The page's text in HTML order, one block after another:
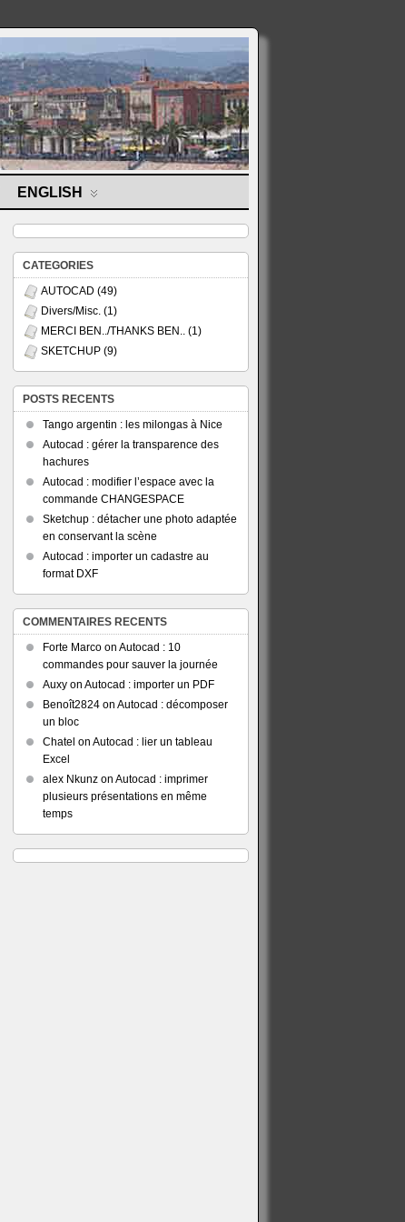
ENGLISH
CATEGORIES
AUTOCAD (49)
Divers/Misc. (1)
MERCI BEN../THANKS BEN.. (1)
SKETCHUP (9)
POSTS RECENTS
Tango argentin : les milongas à Nice
Autocad : gérer la transparence des
hachures
Autocad : modifier l’espace avec la
commande CHANGESPACE
Sketchup : détacher une photo adaptée
en conservant la scène
Autocad : importer un cadastre au
format DXF
COMMENTAIRES RECENTS
Forte Marco on Autocad : 10
commandes pour sauver la journée
Auxy on Autocad : importer un PDF
Benoît2824 on Autocad : décomposer
un bloc
Chatel on Autocad : lier un tableau
Excel
alex Nkunz on Autocad : imprimer
plusieurs présentations en même
temps